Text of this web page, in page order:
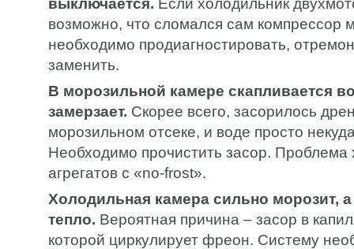
выключается. Если холодильник
возможно, что сломался сам компрессор
необходимо продиагностировать,
заменить.
В морозильной камере скапливается
замерзает. Скорее всего, засорилось
морозильном отсеке, и воде просто
Необходимо прочистить засор. Проблема
агрегатов с «no-frost».
Холодильная камера сильно морозит,
тепло. Вероятная причина – засор в
которой циркулирует фреон. Систему